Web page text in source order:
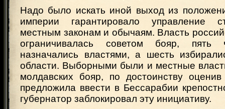
Надо было искать иной выход из
империи гарантировало управление
местным законам и обычаям. Власть
ограничивалась советом бояр, пять
назначались властями, а шесть
области. Выборными были и местные
молдавских бояр, по достоинству оценив
предложила ввести в Бессарабии
губернатор заблокировал эту инициативу.